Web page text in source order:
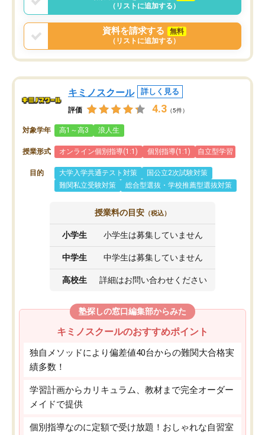
う事にして退会しました。遅れも取り
戻せ、授業内容や講師の方は良かった
と思います。
（リストに追加する）
資料を請求する
無料
（リストに追加する）
キミノスクール 詳しく見る
評価 4.3 （5件）
対象学年 高1～高3 浪人生
授業形式 オンライン個別指導(1:1) 個別指導(1:1) 自立型学習
目的 大学入学共通テスト対策
国公立2次試験対策
難関私立受験対策
総合型選抜・学校推薦型選抜対策
授業料の目安 （税込）
小学生 小学生は募集していません
中学生 中学生は募集していません
高校生 詳細はお問い合わせください
塾探しの窓口編集部からみた
キミノスクールのおすすめポイント
独自メソッドにより偏差値40台からの難関大合格実
績多数！
学習計画からカリキュラム、教材まで完全オーダー
メイドで提供
個別指導なのに定額で受け放題！おしゃれな自習室